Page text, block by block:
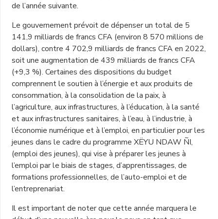
de l’année suivante.
Le gouvernement prévoit de dépenser un total de 5
141,9 milliards de francs CFA (environ 8 570 millions de
dollars), contre 4 702,9 milliards de francs CFA en 2022,
soit une augmentation de 439 milliards de francs CFA
(+9,3 %). Certaines des dispositions du budget
comprennent le soutien à l’énergie et aux produits de
consommation, à la consolidation de la paix, à
l’agriculture, aux infrastructures, à l’éducation, à la santé
et aux infrastructures sanitaires, à l’eau, à l’industrie, à
l’économie numérique et à l’emploi, en particulier pour les
jeunes dans le cadre du programme XËYU NDAW ÑI,
(emploi des jeunes), qui vise à préparer les jeunes à
l’emploi par le biais de stages, d’apprentissages, de
formations professionnelles, de l’auto-emploi et de
l’entreprenariat.
Il est important de noter que cette année marquera le